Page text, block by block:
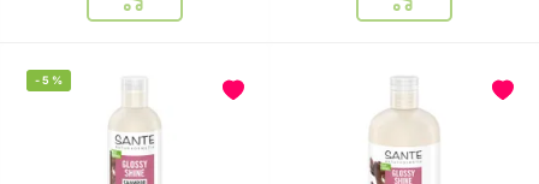
In den Warenkorb In den
-5 %